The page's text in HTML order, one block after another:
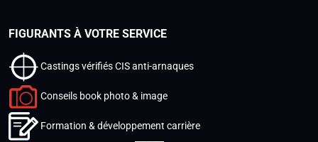
FIGURANTS À VOTRE SERVICE
Castings vérifiés CIS anti-arnaques
Conseils book photo & image
Formation & développement carrière